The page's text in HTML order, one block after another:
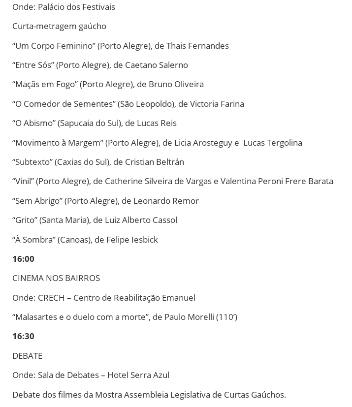
Onde: Palácio dos Festivais
Curta-metragem gaúcho
“Um Corpo Feminino” (Porto Alegre), de Thais Fernandes
“Entre Sós” (Porto Alegre), de Caetano Salerno
“Maçãs em Fogo” (Porto Alegre), de Bruno Oliveira
“O Comedor de Sementes” (São Leopoldo), de Victoria Farina
“O Abismo” (Sapucaia do Sul), de Lucas Reis
“Movimento à Margem” (Porto Alegre), de Licia Arosteguy e Lucas Tergolina
“Subtexto” (Caxias do Sul), de Cristian Beltrán
“Vinil” (Porto Alegre), de Catherine Silveira de Vargas e Valentina Peroni Frere Barata
“Sem Abrigo” (Porto Alegre), de Leonardo Remor
“Grito” (Santa Maria), de Luiz Alberto Cassol
“À Sombra” (Canoas), de Felipe Iesbick
16:00
CINEMA NOS BAIRROS
Onde: CRECH – Centro de Reabilitação Emanuel
“Malasartes e o duelo com a morte”, de Paulo Morelli (110’)
16:30
DEBATE
Onde: Sala de Debates – Hotel Serra Azul
Debate dos filmes da Mostra Assembleia Legislativa de Curtas Gaúchos.